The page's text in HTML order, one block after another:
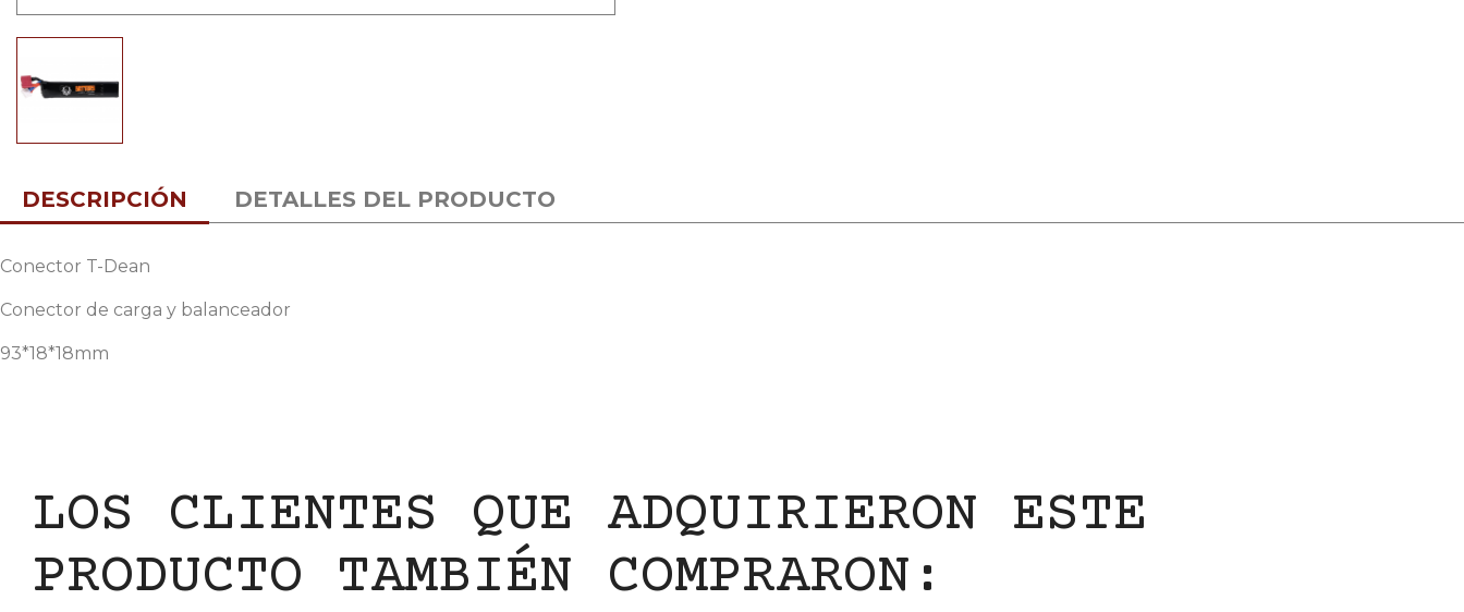
DESCRIPCIÓN DETALLES DEL PRODUCTO
Conector T-Dean
Conector de carga y balanceador
93*18*18mm
LOS CLIENTES QUE ADQUIRIERON ESTE
PRODUCTO TAMBIÉN COMPRARON: